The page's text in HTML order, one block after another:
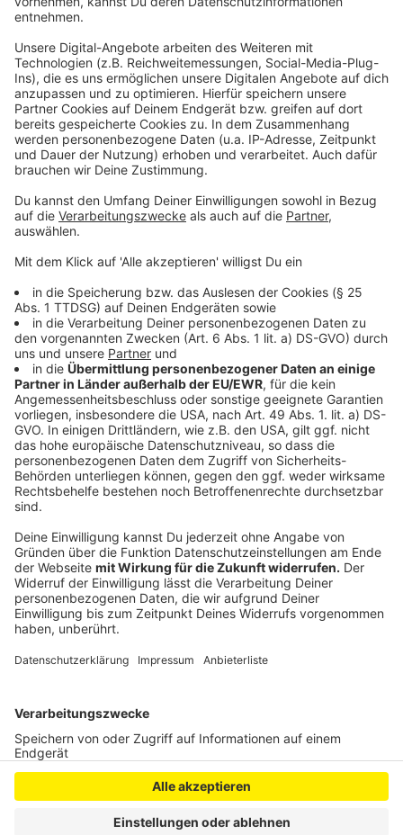
Anzeige
das überdimensionale 4x3m große Handballtrikot, das
So ein bisschen schockverliebt haben wir uns
glaube ich alle in das Riesentrikot, weil anhand
dessen die Geschichte, die wir hier erzählen
wollen, mit einem Blick gezeigt wird
sagt Steffen Müller.
Gemeinschaft und Freude des Handballsports
aus - und das spüren die Besucherinnen und
Besucher.
Bereits in den ersten Tagen seit Eröffnung hat die
Ausstellung vielen Menschen in die neue Orangerie
gelockt. Begleitet wird die Ausstellung durch ein
vielfältiges Rahmenprogramm. Die Vereine aus der
Region und auch oberbergische Handballlegenden
werden bei "Kleine Tore -Große Sprünge" an
verschiedenen Terminen vor Ort sein. Mehr zu den
einzelnen Veranstaltungen findet ihr
Anzeige